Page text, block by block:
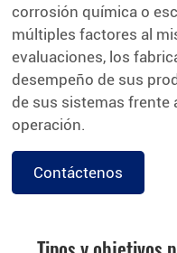
corrosión química o
múltiples factores al
evaluaciones, los
desempeño de sus
de sus sistemas frente
operación.
Contáctenos